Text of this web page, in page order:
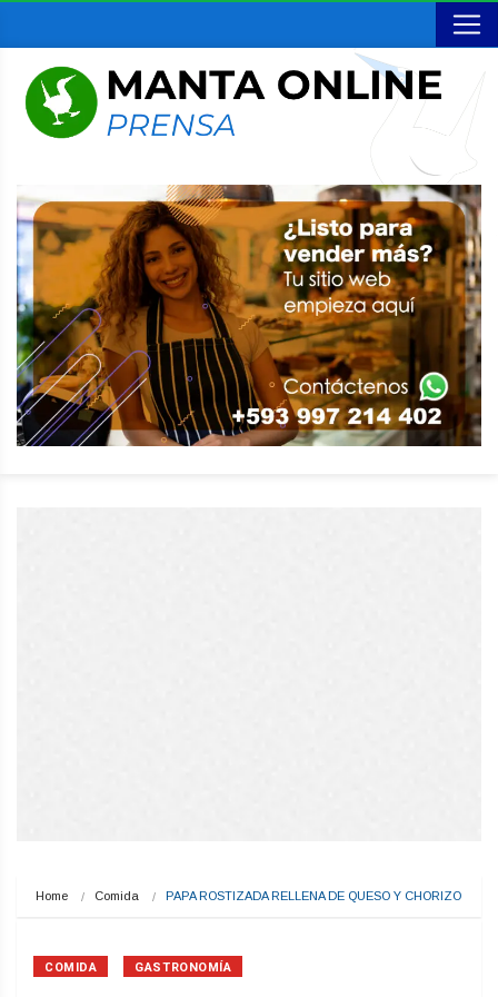
Home Comida PAPA ROSTIZADA RELLENA DE QUESO Y CHORIZO
COMIDA GASTRONOMÍA